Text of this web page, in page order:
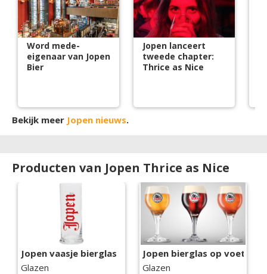
Word mede-
eigenaar van Jopen
Bier
Jopen lanceert
tweede chapter:
Thrice as Nice
Bekijk meer Jopen nieuws.
Producten van Jopen Thrice as Nice
Jopen vaasje bierglas
Glazen
Jopen bierglas op voet
Glazen